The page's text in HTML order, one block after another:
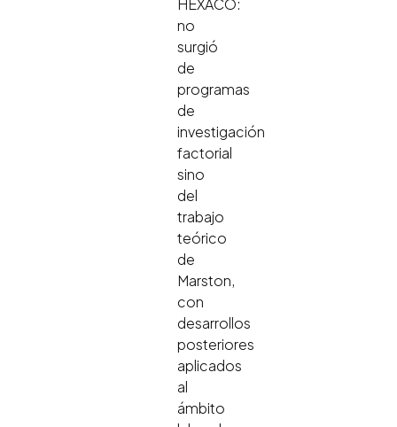
HEXACO:
no
surgió
de
programas
de
investigación
factorial
sino
del
trabajo
teórico
de
Marston,
con
desarrollos
posteriores
aplicados
al
ámbito